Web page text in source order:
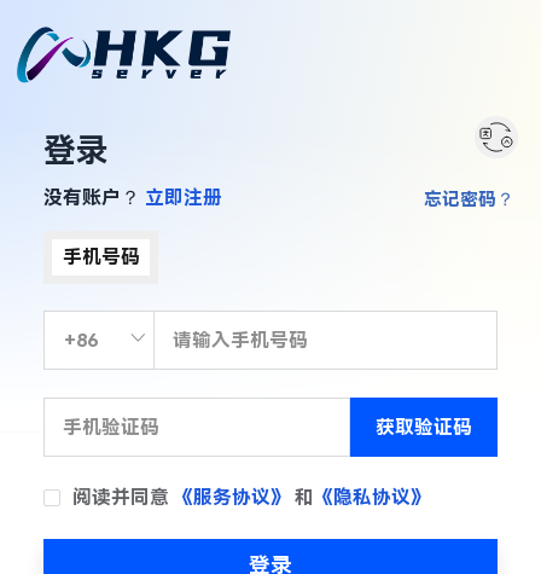
登录
没有账户？ 立即注册
手机号码
获取验证码
阅读并同意 《服务协议》 和 《隐私协议》
忘记密码？
登录